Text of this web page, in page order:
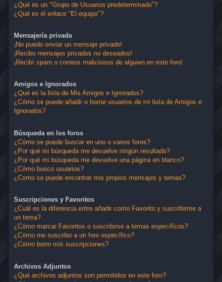
¿Qué es un "Grupo de Usuarios predeterminado"?
¿Qué es el enlace "El equipo"?
Mensajería privada
¡No puedo enviar un mensaje privado!
¡Recibo mensajes privados no deseados!
¡Recibí spam o correos maliciosos de alguien en este foro!
Amigos e Ignorados
¿Qué es la lista de Mis Amigos e Ignorados?
¿Cómo se puede añadir o borrar usuarios de mi lista de Amigos e
Ignorados?
Búsqueda en los foros
¿Cómo se puede buscar en uno o varios foros?
¿Por qué mi búsqueda me devuelve ningún resultado?
¿Por qué mi búsqueda me devuelve una página en blanco?
¿Cómo busco usuarios?
¿Como se puede encontrar mis propios mensajes y temas?
Suscripciones y Favoritos
¿Cuál es la diferencia entre añadir como Favorito y suscribirme a
un tema?
¿Cómo marcar Favoritos o suscribirse a temas específicos?
¿Cómo me suscribo a un foro específico?
¿Cómo borro mis suscripciones?
Archivos Adjuntos
¿Qué archivos adjuntos son permitidos en este foro?